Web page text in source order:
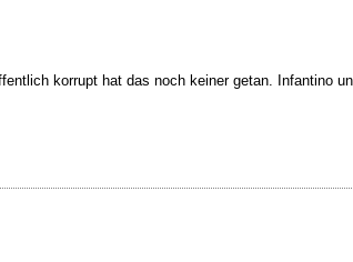
korrupt hat das noch keiner getan. Infantino